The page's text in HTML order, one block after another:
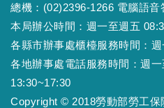
總機：(02)2396-1266 電腦語
本局辦公時間：週一至週五
各縣市辦事處櫃檯服務時間：
各地辦事處電話服務時間：週一
13:30~17:30
Copyright © 2018勞動部勞工保